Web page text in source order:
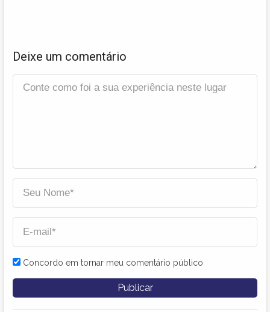
Deixe um comentário
Concordo em tornar meu comentário público